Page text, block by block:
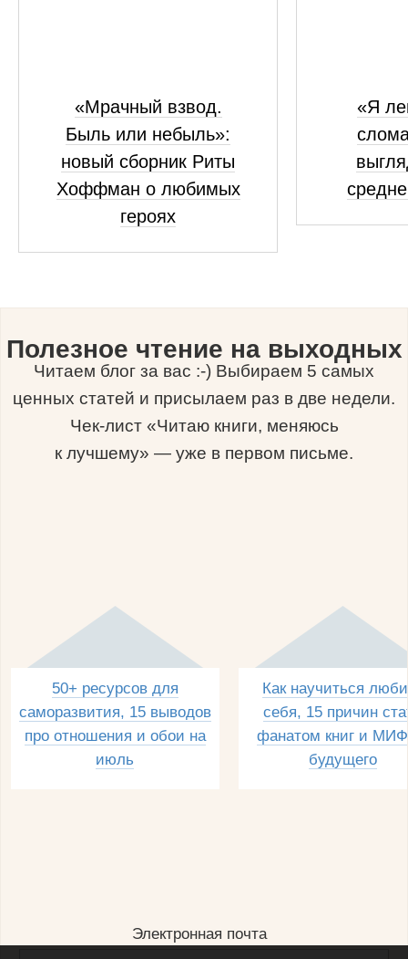
«Мрачный взвод.
Быль или небыль»:
новый сборник Риты
Хоффман о любимых
героях
«Я
Полезное чтение на выходных
Читаем блог за вас :-) Выбираем 5 самых
ценных статей и присылаем раз в две недели.
Чек-лист «Читаю книги, меняюсь
к лучшему» — уже в первом письме.
50+ ресурсов для
саморазвития, 15 выводов
про отношения и обои на
июль
Как научиться
себя, 15 причин
фанатом книг и
будущего
Электронная почта